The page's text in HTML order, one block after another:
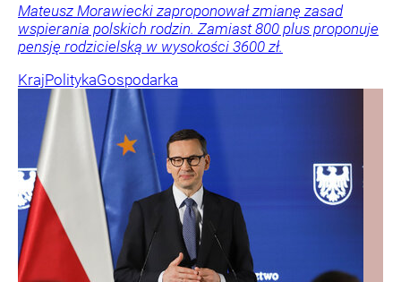
Mateusz Morawiecki zaproponował zmianę zasad
wspierania polskich rodzin. Zamiast 800 plus proponuje
pensję rodzicielską w wysokości 3600 zł.
KrajPolitykaGospodarka